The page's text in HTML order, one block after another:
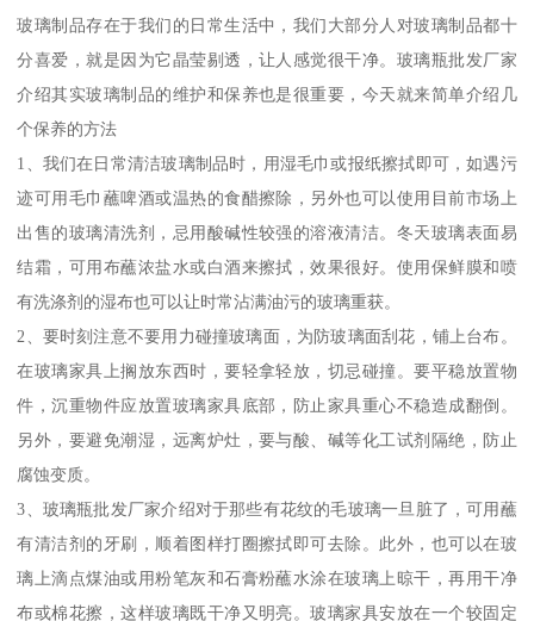
玻璃制品存在于我们的日常生活中，我们大部分人对玻璃制品都十
分喜爱，就是因为它晶莹剔透，让人感觉很干净。玻璃瓶批发厂家
介绍其实玻璃制品的维护和保养也是很重要，今天就来简单介绍几
个保养的方法
1、我们在日常清洁玻璃制品时，用湿毛巾或报纸擦拭即可，如遇污
迹可用毛巾蘸啤酒或温热的食醋擦除，另外也可以使用目前市场上
出售的玻璃清洗剂，忌用酸碱性较强的溶液清洁。冬天玻璃表面易
结霜，可用布蘸浓盐水或白酒来擦拭，效果很好。使用保鲜膜和喷
有洗涤剂的湿布也可以让时常沾满油污的玻璃重获。
2、要时刻注意不要用力碰撞玻璃面，为防玻璃面刮花，铺上台布。
在玻璃家具上搁放东西时，要轻拿轻放，切忌碰撞。要平稳放置物
件，沉重物件应放置玻璃家具底部，防止家具重心不稳造成翻倒。
另外，要避免潮湿，远离炉灶，要与酸、碱等化工试剂隔绝，防止
腐蚀变质。
3、玻璃瓶批发厂家介绍对于那些有花纹的毛玻璃一旦脏了，可用蘸
有清洁剂的牙刷，顺着图样打圈擦拭即可去除。此外，也可以在玻
璃上滴点煤油或用粉笔灰和石膏粉蘸水涂在玻璃上晾干，再用干净
布或棉花擦，这样玻璃既干净又明亮。玻璃家具安放在一个较固定